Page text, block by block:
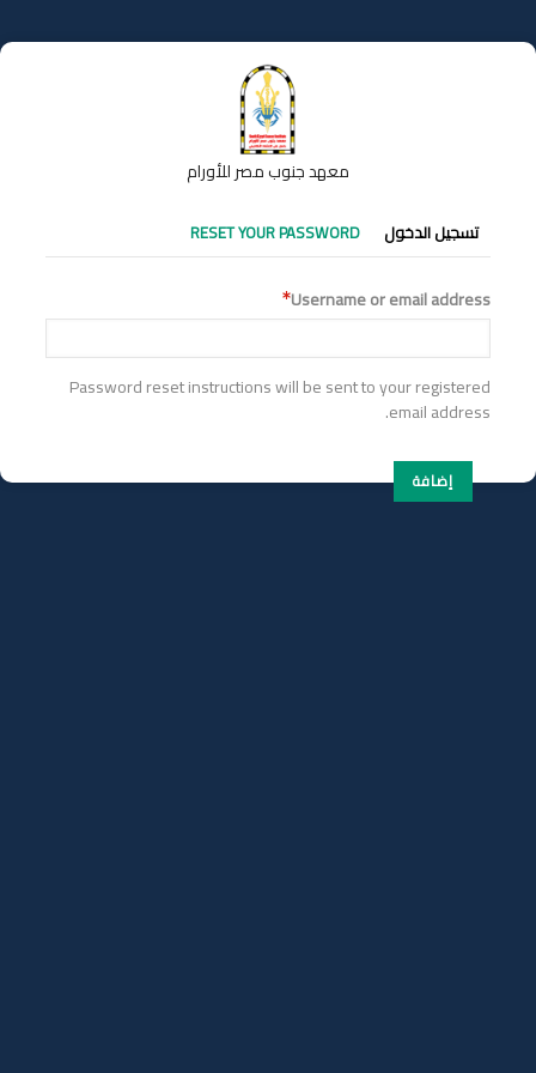
إلى
المحتوى
معهد جنوب مصر للأورام
التبويبات
الأساسية
تسجيل الدخول RESET YOUR PASSWORD
Username or email address
Password reset instructions will be sent to your registered
email address.